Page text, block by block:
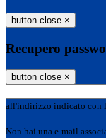
button close ×
Recupero
button close ×
all'indirizzo indicato con
Non hai una e-mail